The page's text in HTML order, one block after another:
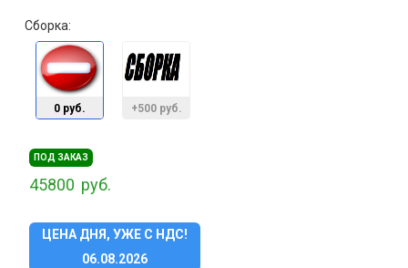
Сборка:
0 руб. +500 руб.
ПОД ЗАКАЗ
45800 руб.
ЦЕНА ДНЯ, УЖЕ С НДС!
06.08.2026